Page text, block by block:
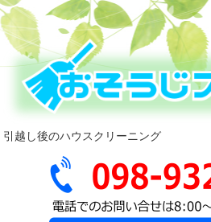
引越し後のハウスクリーニング